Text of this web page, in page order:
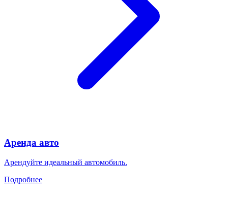
Аренда авто
Арендуйте идеальный автомобиль.
Подробнее